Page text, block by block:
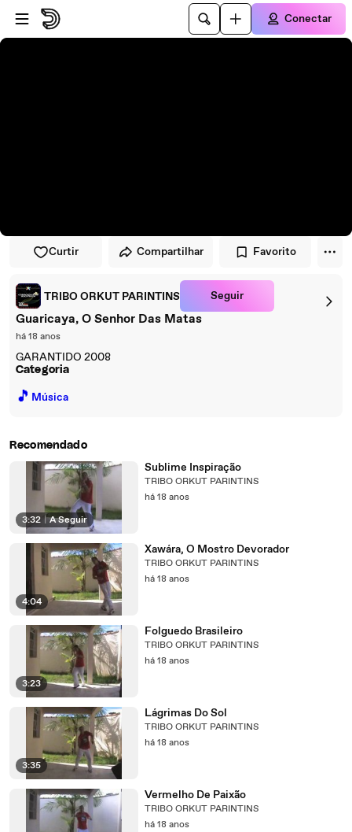
Pular para o player
Ir para o conteúdo principal
Conectar
Curtir Compartilhar Favorito
TRIBO ORKUT PARINTINS Seguir
Guaricaya, O Senhor Das Matas
há 18 anos
GARANTIDO 2008
Categoria
🎵 Música
Recomendado
3:32 | A Seguir
Sublime Inspiração
TRIBO ORKUT PARINTINS
há 18 anos
4:04
Xawára, O Mostro Devorador
TRIBO ORKUT PARINTINS
há 18 anos
3:23
Folguedo Brasileiro
TRIBO ORKUT PARINTINS
há 18 anos
3:35
Lágrimas Do Sol
TRIBO ORKUT PARINTINS
há 18 anos
Vermelho De Paixão
TRIBO ORKUT PARINTINS
há 18 anos